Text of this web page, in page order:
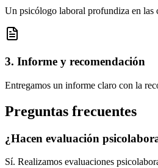
Un psicólogo laboral profundiza en las
3. Informe y recomendación
Entregamos un informe claro con la
Preguntas frecuentes
¿Hacen evaluación
Sí. Realizamos evaluaciones